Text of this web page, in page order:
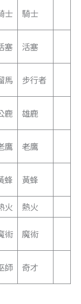
士 騎士
塞 活塞
馬 步行者
鹿 雄鹿
鷹 老鷹
蜂 黃蜂
火
熱火
術 魔術
師 奇才